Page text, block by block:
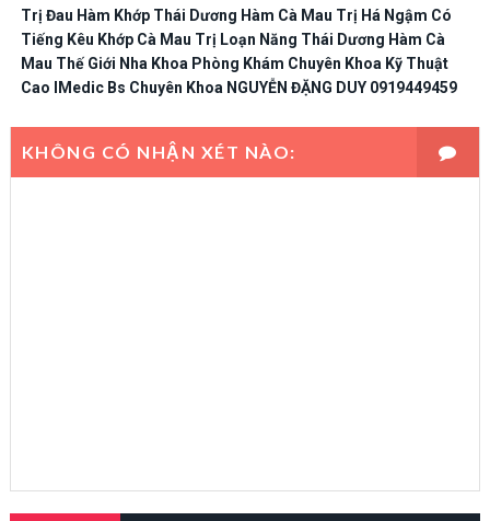
Trị Đau Hàm Khớp Thái Dương Hàm Cà Mau Trị Há Ngậm Có
Tiếng Kêu Khớp Cà Mau Trị Loạn Năng Thái Dương Hàm Cà
Mau Thế Giới Nha Khoa Phòng Khám Chuyên Khoa Kỹ Thuật
Cao IMedic Bs Chuyên Khoa NGUYỄN ĐẶNG DUY 0919449459
KHÔNG CÓ NHẬN XÉT NÀO: